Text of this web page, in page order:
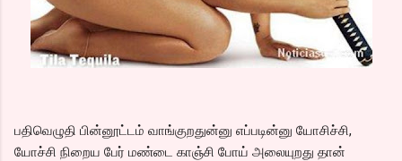
பதிவெழுதி பின்னூட்டம் வாங்குறதுன்னு எப்படின்னு யோசிச்சி,
யோச்சி நிறைய பேர் மண்டை காஞ்சி போய் அலையுறது தான்